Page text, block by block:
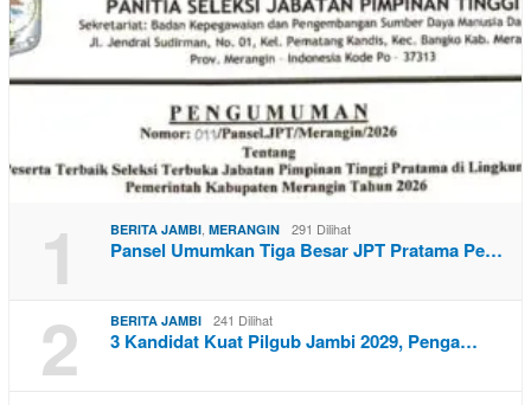
1 BERITA JAMBI, MERANGIN 291 Dilihat
Pansel Umumkan Tiga Besar JPT Pratama Pe…
2 BERITA JAMBI 241 Dilihat
3 Kandidat Kuat Pilgub Jambi 2029, Penga…